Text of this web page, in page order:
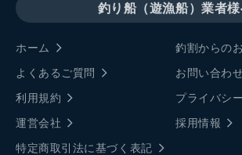
釣り船（遊漁船）業者
ホーム
釣割からの
よくあるご質問
お問い合わ
利用規約
プライバシ
運営会社
採用情報
特定商取引法に基づく表記